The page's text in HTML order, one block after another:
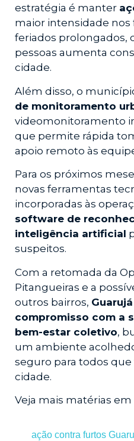
estratégia é manter
maior intensidade nos
feriados prolongados,
pessoas aumenta
cidade.
Além disso, o
de monitoramento
videomonitoramento
que permite rápida
apoio remoto às
Para os próximos
novas ferramentas
incorporadas às
software de
inteligência artificial
suspeitos.
Com a retomada da
Pitangueiras e a
outros bairros,
compromisso com a
bem-estar coletivo,
um ambiente
seguro para todos que
cidade.
Veja mais matérias em
ação contra furtos